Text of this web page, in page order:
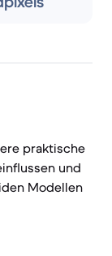
praktische
und
Modellen